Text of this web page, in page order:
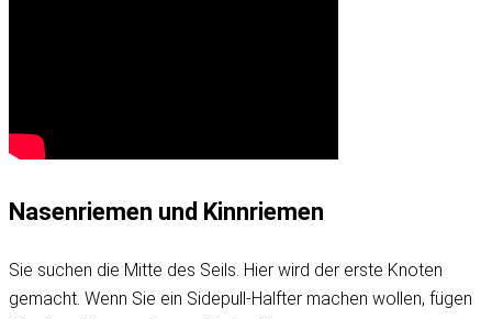
Nasenriemen und Kinnriemen
Sie suchen die Mitte des Seils. Hier wird der erste Knoten
gemacht. Wenn Sie ein Sidepull-Halfter machen wollen, fügen